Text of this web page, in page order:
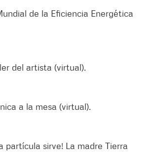
de la Eficiencia Energética
del artista (virtual).
a la mesa (virtual).
partícula sirve! La madre Tierra